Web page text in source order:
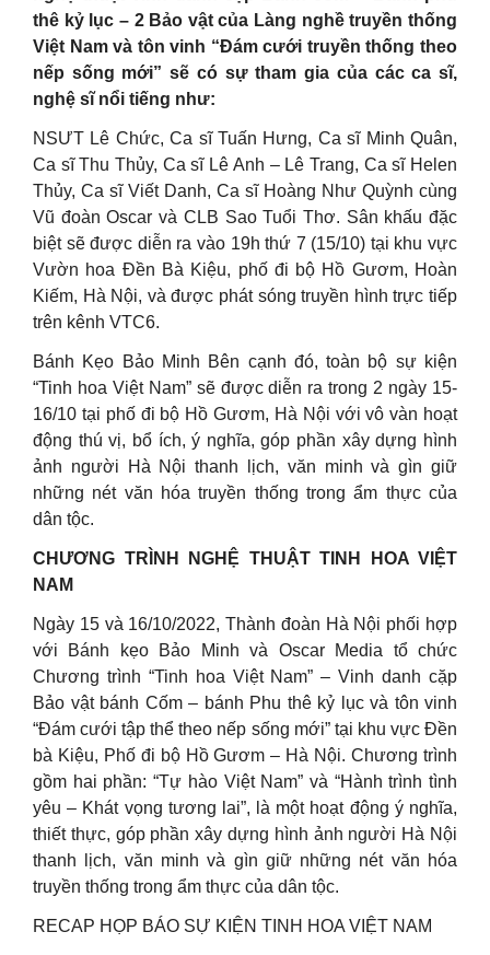
thê kỷ lục – 2 Bảo vật của Làng nghề truyền thống
Việt Nam và tôn vinh “Đám cưới truyền thống theo
nếp sống mới” sẽ có sự tham gia của các ca sĩ,
nghệ sĩ nổi tiếng như:
NSƯT Lê Chức, Ca sĩ Tuấn Hưng, Ca sĩ Minh Quân,
Ca sĩ Thu Thủy, Ca sĩ Lê Anh – Lê Trang, Ca sĩ Helen
Thủy, Ca sĩ Viết Danh, Ca sĩ Hoàng Như Quỳnh cùng
Vũ đoàn Oscar và CLB Sao Tuổi Thơ. Sân khấu đặc
biệt sẽ được diễn ra vào 19h thứ 7 (15/10) tại khu vực
Vườn hoa Đền Bà Kiệu, phố đi bộ Hồ Gươm, Hoàn
Kiếm, Hà Nội, và được phát sóng truyền hình trực tiếp
trên kênh VTC6.
Bánh Kẹo Bảo Minh Bên cạnh đó, toàn bộ sự kiện
“Tinh hoa Việt Nam” sẽ được diễn ra trong 2 ngày 15-
16/10 tại phố đi bộ Hồ Gươm, Hà Nội với vô vàn hoạt
động thú vị, bổ ích, ý nghĩa, góp phần xây dựng hình
ảnh người Hà Nội thanh lịch, văn minh và gìn giữ
những nét văn hóa truyền thống trong ẩm thực của
dân tộc.
CHƯƠNG TRÌNH NGHỆ THUẬT TINH HOA VIỆT
NAM
Ngày 15 và 16/10/2022, Thành đoàn Hà Nội phối hợp
với Bánh kẹo Bảo Minh và Oscar Media tổ chức
Chương trình “Tinh hoa Việt Nam” – Vinh danh cặp
Bảo vật bánh Cốm – bánh Phu thê kỷ lục và tôn vinh
“Đám cưới tập thể theo nếp sống mới” tại khu vực Đền
bà Kiệu, Phố đi bộ Hồ Gươm – Hà Nội. Chương trình
gồm hai phần: “Tự hào Việt Nam” và “Hành trình tình
yêu – Khát vọng tương lai”, là một hoạt động ý nghĩa,
thiết thực, góp phần xây dựng hình ảnh người Hà Nội
thanh lịch, văn minh và gìn giữ những nét văn hóa
truyền thống trong ẩm thực của dân tộc.
RECAP HỌP BÁO SỰ KIỆN TINH HOA VIỆT NAM